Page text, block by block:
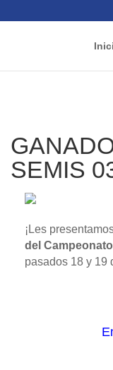
SEMIS
¡Les
del
pasados 18 y 19